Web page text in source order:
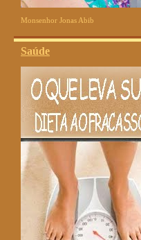
Monsenhor Jonas Abib
Saúde